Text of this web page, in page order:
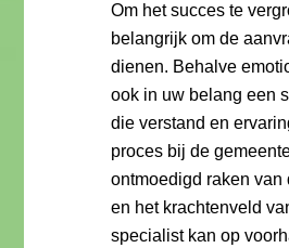
Om het succes te
belangrijk om de
dienen. Behalve
ook in uw belang een
die verstand en
proces bij de
ontmoedigd raken
en het krachtenveld
specialist kan op